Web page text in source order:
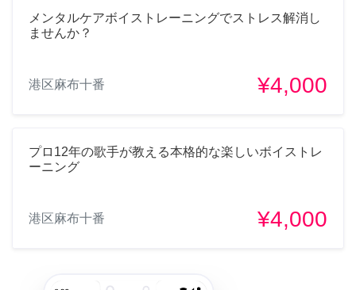
メンタルケアボイストレーニングでストレス解消し
ませんか？
港区麻布十番 ¥4,000
プロ12年の歌手が教える本格的な楽しいボイストレ
ーニング
港区麻布十番 ¥4,000